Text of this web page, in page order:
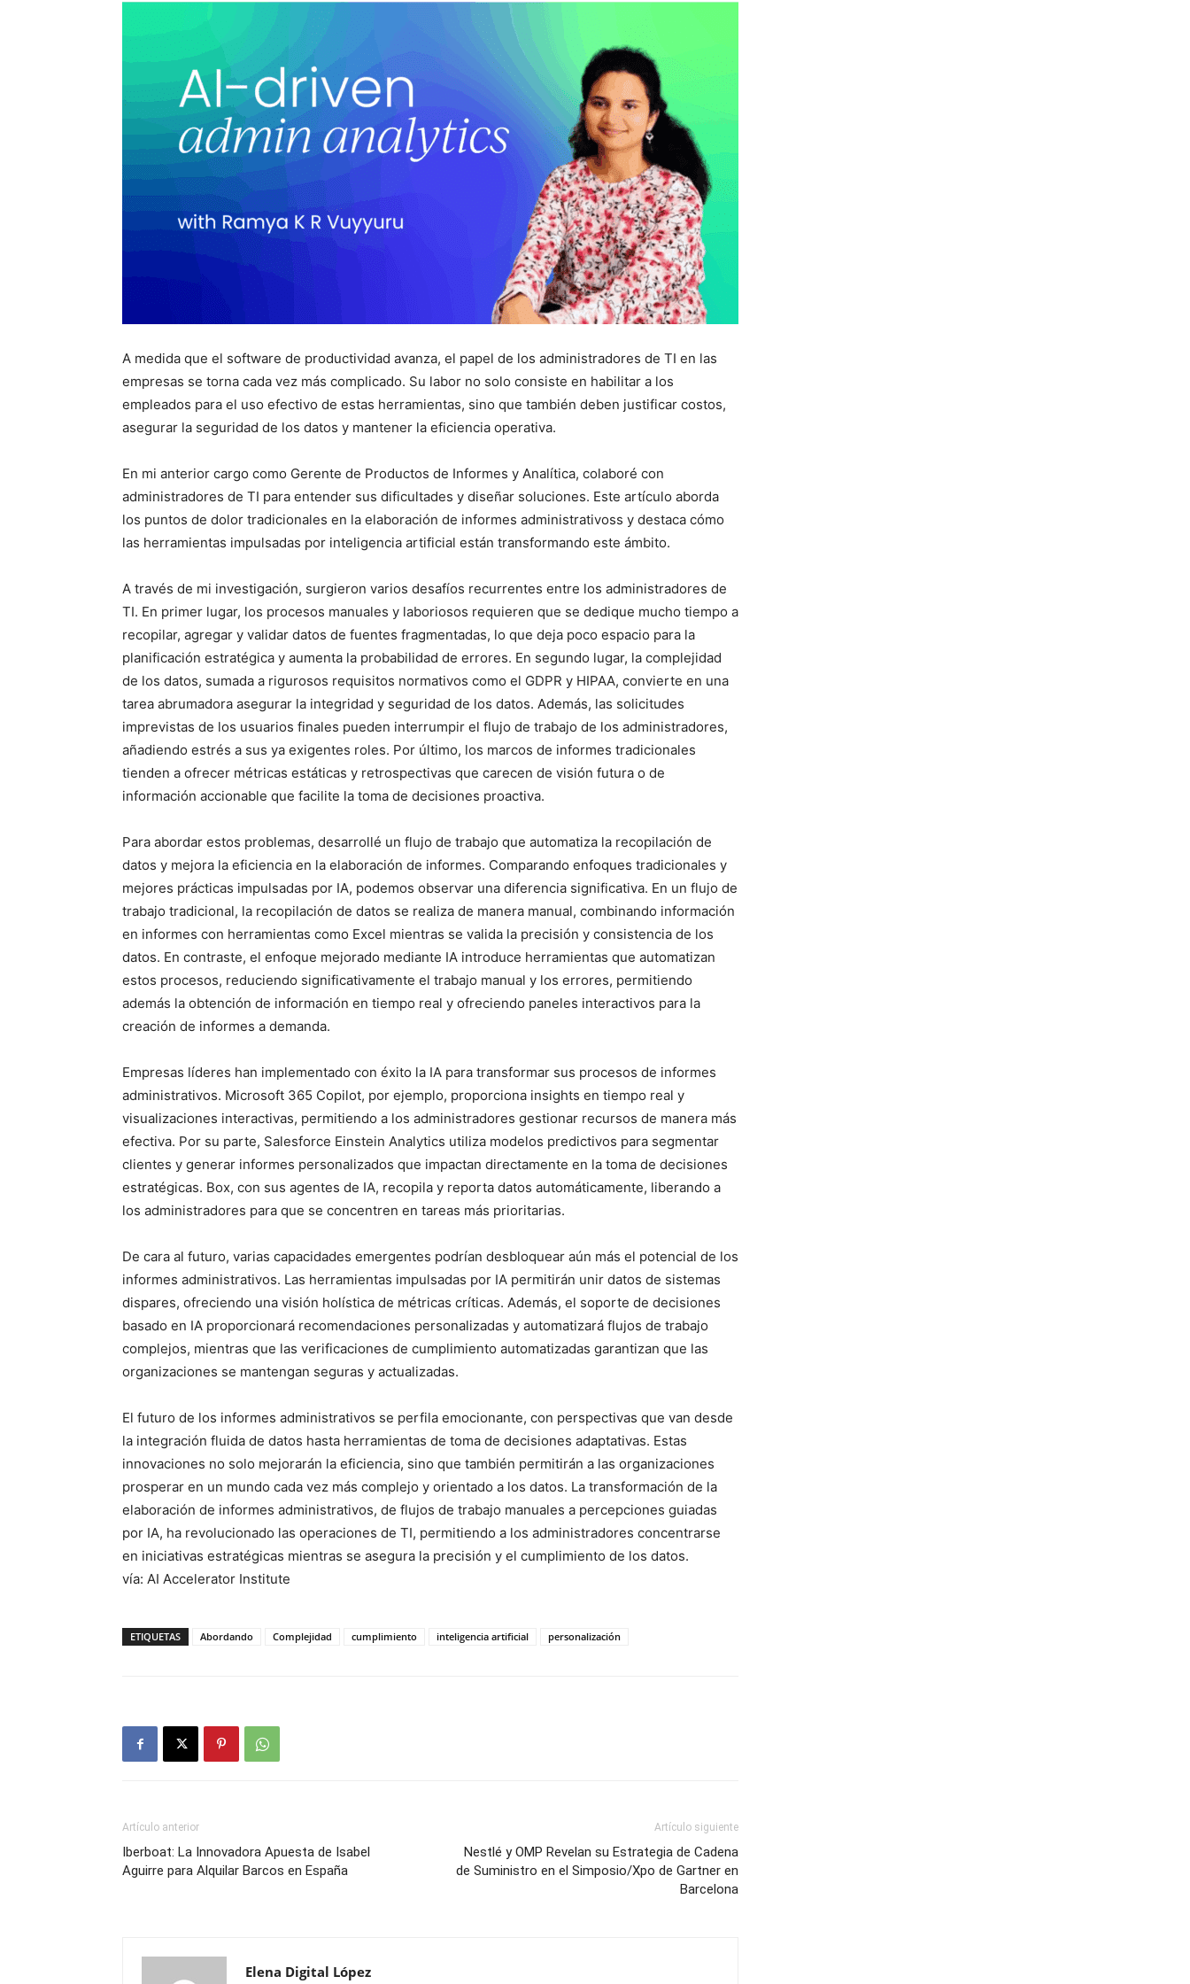
A medida que el software de productividad avanza, el papel de los administradores de TI en las
empresas se torna cada vez más complicado. Su labor no solo consiste en habilitar a los
empleados para el uso efectivo de estas herramientas, sino que también deben justificar costos,
asegurar la seguridad de los datos y mantener la eficiencia operativa.
En mi anterior cargo como Gerente de Productos de Informes y Analítica, colaboré con
administradores de TI para entender sus dificultades y diseñar soluciones. Este artículo aborda
los puntos de dolor tradicionales en la elaboración de informes administrativoss y destaca cómo
las herramientas impulsadas por inteligencia artificial están transformando este ámbito.
A través de mi investigación, surgieron varios desafíos recurrentes entre los administradores de
TI. En primer lugar, los procesos manuales y laboriosos requieren que se dedique mucho tiempo a
recopilar, agregar y validar datos de fuentes fragmentadas, lo que deja poco espacio para la
planificación estratégica y aumenta la probabilidad de errores. En segundo lugar, la complejidad
de los datos, sumada a rigurosos requisitos normativos como el GDPR y HIPAA, convierte en una
tarea abrumadora asegurar la integridad y seguridad de los datos. Además, las solicitudes
imprevistas de los usuarios finales pueden interrumpir el flujo de trabajo de los administradores,
añadiendo estrés a sus ya exigentes roles. Por último, los marcos de informes tradicionales
tienden a ofrecer métricas estáticas y retrospectivas que carecen de visión futura o de
información accionable que facilite la toma de decisiones proactiva.
Para abordar estos problemas, desarrollé un flujo de trabajo que automatiza la recopilación de
datos y mejora la eficiencia en la elaboración de informes. Comparando enfoques tradicionales y
mejores prácticas impulsadas por IA, podemos observar una diferencia significativa. En un flujo de
trabajo tradicional, la recopilación de datos se realiza de manera manual, combinando información
en informes con herramientas como Excel mientras se valida la precisión y consistencia de los
datos. En contraste, el enfoque mejorado mediante IA introduce herramientas que automatizan
estos procesos, reduciendo significativamente el trabajo manual y los errores, permitiendo
además la obtención de información en tiempo real y ofreciendo paneles interactivos para la
creación de informes a demanda.
Empresas líderes han implementado con éxito la IA para transformar sus procesos de informes
administrativos. Microsoft 365 Copilot, por ejemplo, proporciona insights en tiempo real y
visualizaciones interactivas, permitiendo a los administradores gestionar recursos de manera más
efectiva. Por su parte, Salesforce Einstein Analytics utiliza modelos predictivos para segmentar
clientes y generar informes personalizados que impactan directamente en la toma de decisiones
estratégicas. Box, con sus agentes de IA, recopila y reporta datos automáticamente, liberando a
los administradores para que se concentren en tareas más prioritarias.
De cara al futuro, varias capacidades emergentes podrían desbloquear aún más el potencial de los
informes administrativos. Las herramientas impulsadas por IA permitirán unir datos de sistemas
dispares, ofreciendo una visión holística de métricas críticas. Además, el soporte de decisiones
basado en IA proporcionará recomendaciones personalizadas y automatizará flujos de trabajo
complejos, mientras que las verificaciones de cumplimiento automatizadas garantizan que las
organizaciones se mantengan seguras y actualizadas.
El futuro de los informes administrativos se perfila emocionante, con perspectivas que van desde
la integración fluida de datos hasta herramientas de toma de decisiones adaptativas. Estas
innovaciones no solo mejorarán la eficiencia, sino que también permitirán a las organizaciones
prosperar en un mundo cada vez más complejo y orientado a los datos. La transformación de la
elaboración de informes administrativos, de flujos de trabajo manuales a percepciones guiadas
por IA, ha revolucionado las operaciones de TI, permitiendo a los administradores concentrarse
en iniciativas estratégicas mientras se asegura la precisión y el cumplimiento de los datos.
vía: AI Accelerator Institute
ETIQUETAS Abordando Complejidad cumplimiento inteligencia artificial personalización
Artículo anterior
Iberboat: La Innovadora Apuesta de Isabel
Aguirre para Alquilar Barcos en España
Artículo siguiente
Nestlé y OMP Revelan su Estrategia de Cadena
de Suministro en el Simposio/Xpo de Gartner en
Barcelona
Elena Digital López